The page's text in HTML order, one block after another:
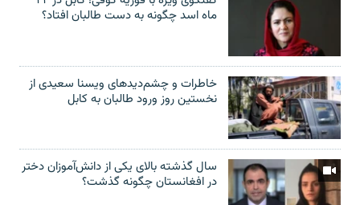
ماه اسد چگونه به دست طالبان افتاد؟
خاطرات و چشم‌دید‌های ویسنا سعیدی از
نخستین روز ورود طالبان به کابل
سال گذشته بالای یکی از دانش‌آموزان دختر
در افغانستان چگونه گذشت؟